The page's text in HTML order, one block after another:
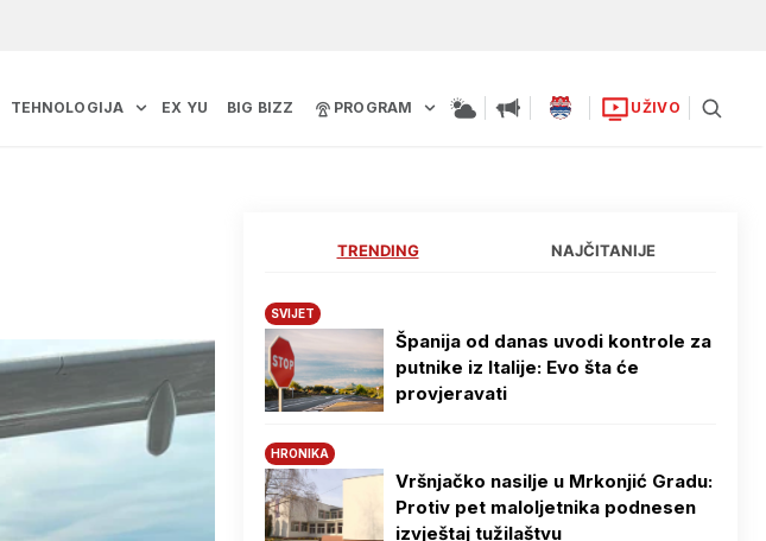
TEHNOLOGIJA EX YU BIG BIZZ PROGRAM UŽIVO
TRENDING NAJČITANIJE
SVIJET
Španija od danas uvodi kontrole za
putnike iz Italije: Evo šta će
provjeravati
HRONIKA
Vršnjačko nasilje u Mrkonjić Gradu:
Protiv pet maloljetnika podnesen
izvještaj tužilaštvu